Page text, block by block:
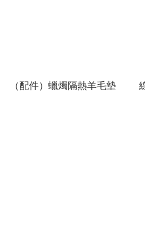
（配件）蠟燭隔熱羊毛墊